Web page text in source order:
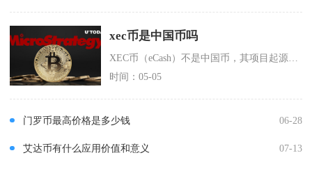
xec币是中国币吗
XEC币（eCash）不是中国币，其项目起源、开发团队与国家归属均和中国没有任何关联，属于
时间：05-05
门罗币最高价格是多少钱 06-28
艾达币有什么应用价值和意义 07-13